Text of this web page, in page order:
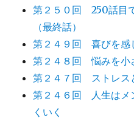
第２５０回 250話目
（最終話）
第２４９回 喜びを感
第２４８回 悩みを小
第２４７回 ストレス
第２４６回 人生はメ
くいく